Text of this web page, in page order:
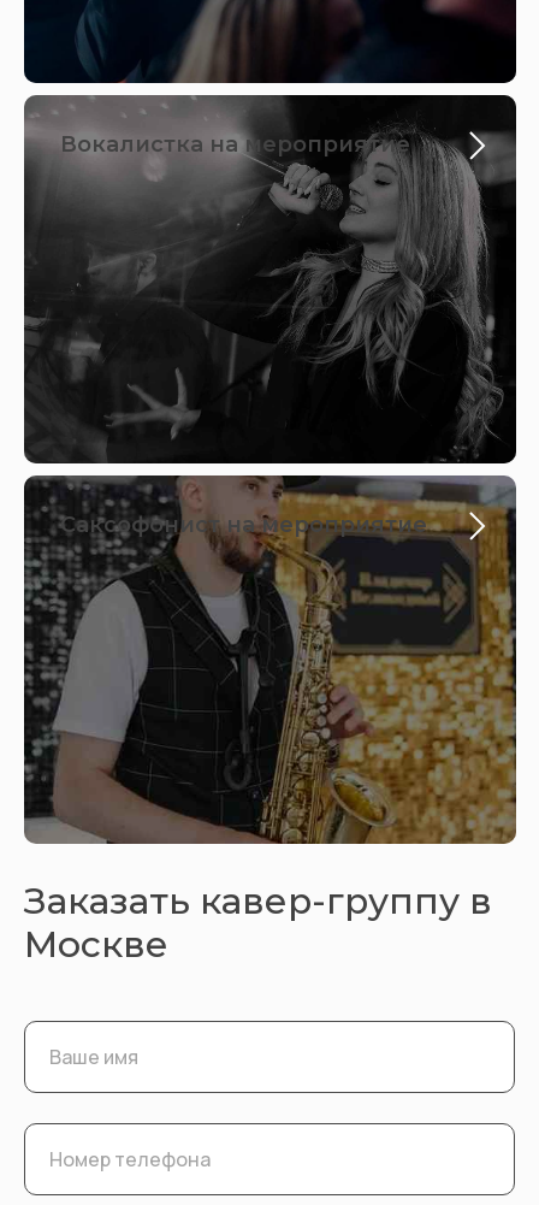
Вокалистка на мероприятие
Саксофонист на мероприятие
Заказать кавер-группу в
Москве